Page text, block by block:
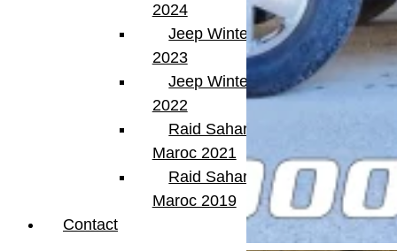
2024
Jeep Winter Tour
2023
Jeep Winter Tour
2022
Raid Sahara Tour
Maroc 2021
Raid Sahara Tour
Maroc 2019
Contact